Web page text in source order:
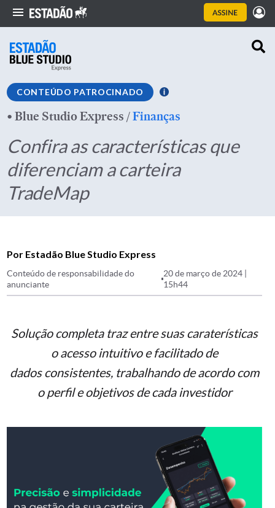
CONTEÚDO PATROCINADO
•Blue Studio Express/Finanças
Confira as características que
diferenciam a carteira
TradeMap
Por Estadão Blue Studio Express
Conteúdo de responsabilidade do
anunciante
20 de março de 2024 |
15h44
Solução completa traz entre suas caraterísticas
o acesso intuitivo e facilitado de
dados consistentes, trabalhando de acordo com
o perfil e objetivos de cada investidor